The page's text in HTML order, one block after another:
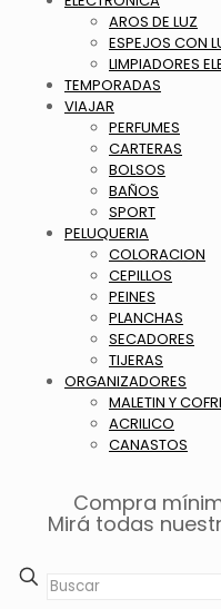
AROS DE LUZ
ESPEJOS CON
LIMPIADORES
TEMPORADAS
VIAJAR
PERFUMES
CARTERAS
BOLSOS
BAÑOS
SPORT
PELUQUERIA
COLORACION
CEPILLOS
PEINES
PLANCHAS
SECADORES
TIJERAS
ORGANIZADORES
MALETIN Y
ACRILICO
CANASTOS
Compra
Mirá todas